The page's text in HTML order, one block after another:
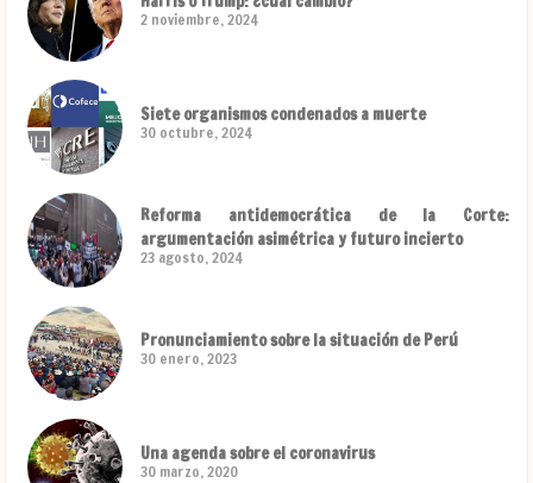
2 noviembre, 2024
Siete organismos condenados a muerte
30 octubre, 2024
Reforma antidemocrática de la Corte:
argumentación asimétrica y futuro incierto
23 agosto, 2024
Pronunciamiento sobre la situación de Perú
30 enero, 2023
Una agenda sobre el coronavirus
30 marzo, 2020